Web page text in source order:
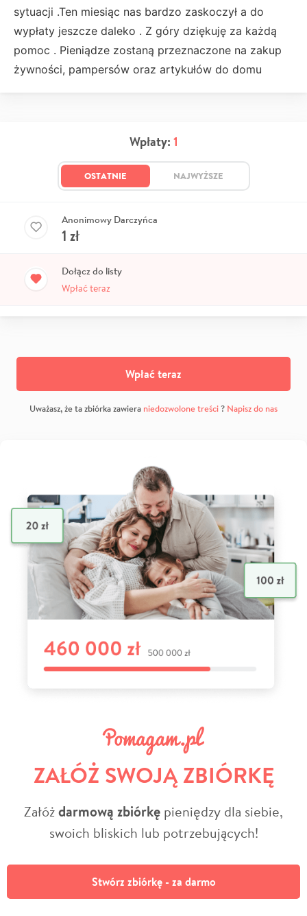
sytuacji .Ten miesiąc nas bardzo zaskoczył a do
wypłaty jeszcze daleko . Z góry dziękuję za każdą
pomoc . Pieniądze zostaną przeznaczone na zakup
żywności, pampersów oraz artykułów do domu
Wpłaty: 1
OSTATNIE NAJWYŻSZE
Anonimowy Darczyńca
1 zł
Dołącz do listy
Wpłać teraz
Wpłać teraz
Uważasz, że ta zbiórka zawiera niedozwolone treści? Napisz do nas
ZAŁÓŻ SWOJĄ ZBIÓRKĘ
Załóżdarmową zbiórkę pieniędzy dla siebie,
swoich bliskich lub potrzebujących!
Stwórz zbiórkę - za darmo